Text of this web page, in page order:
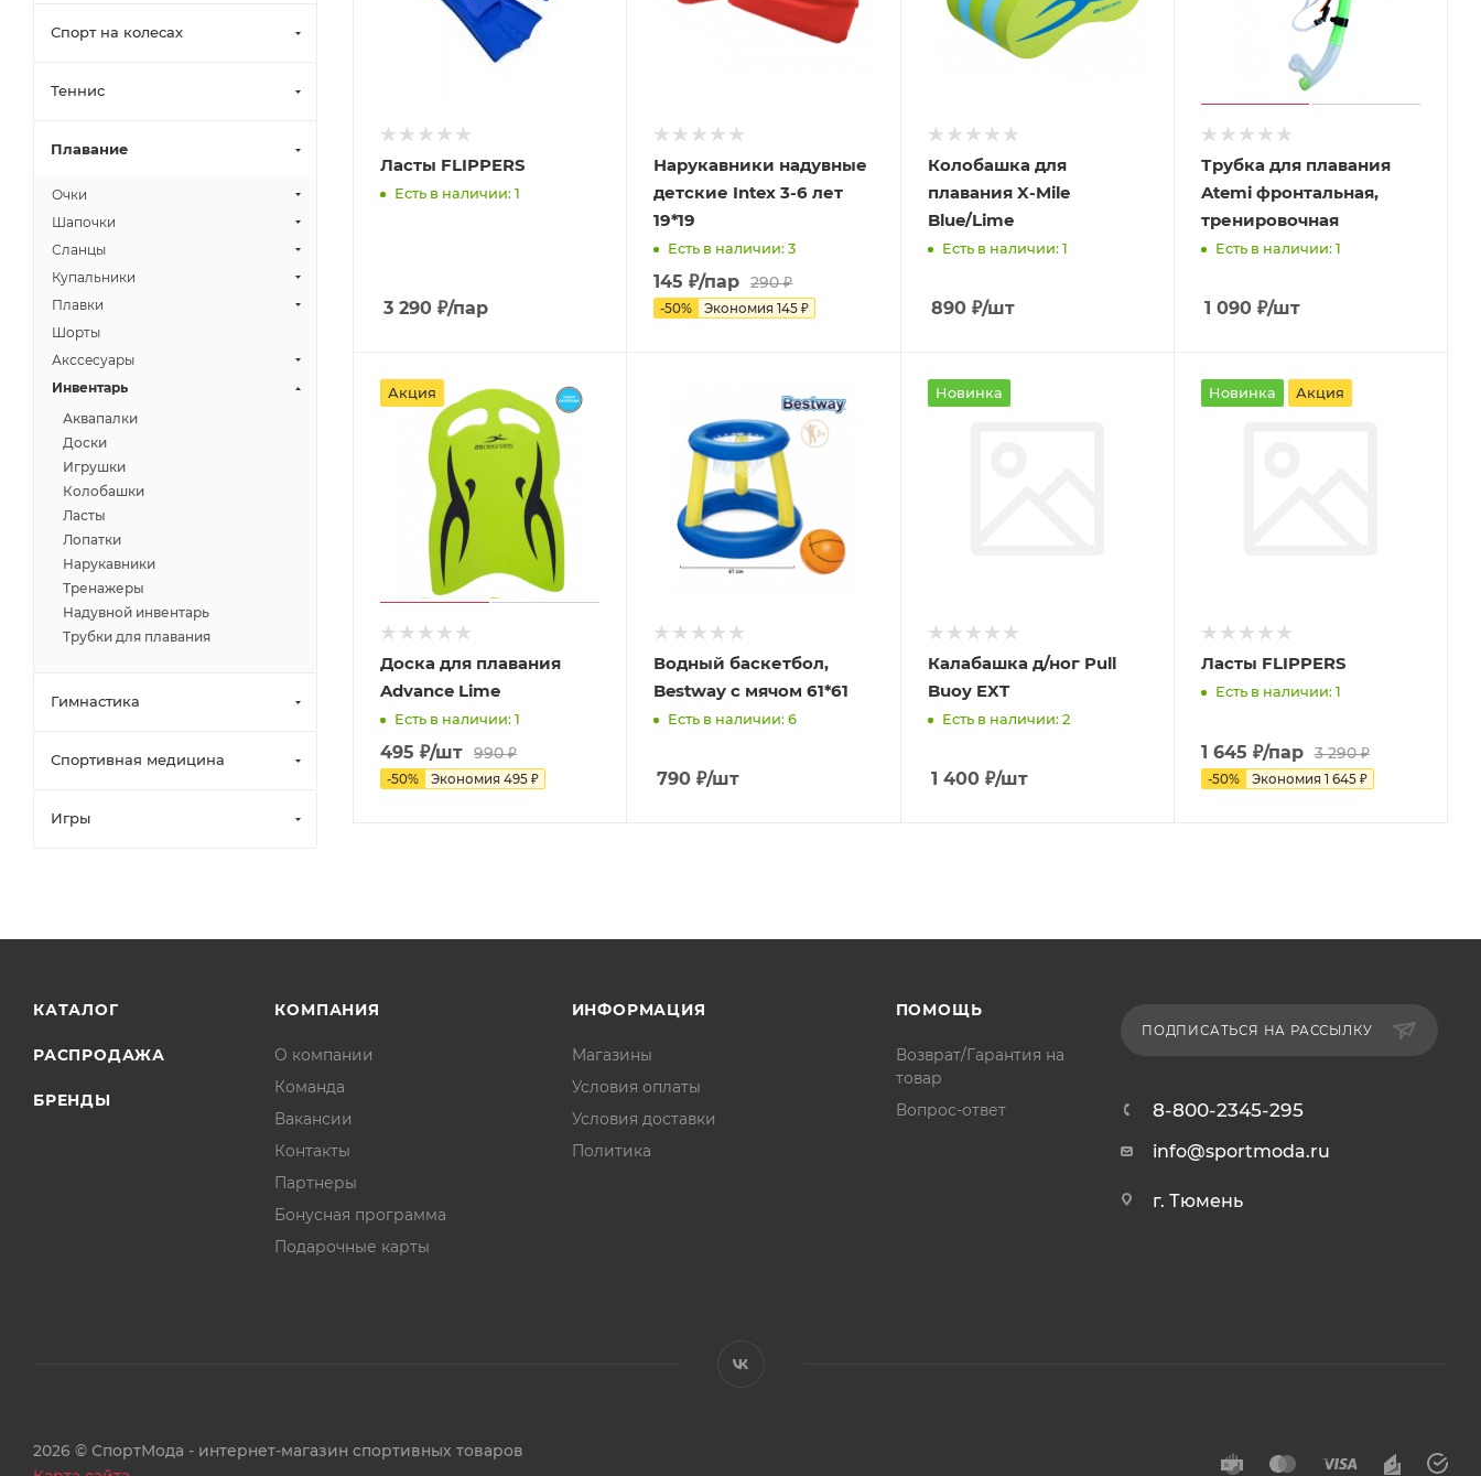
Ласты FLIPPERS
Есть в наличии: 1
3 290 ₽/пар
Нарукавники надувные
детские Intex 3-6 лет
19*19
Есть в наличии: 3
145 ₽/пар 290₽
-50% Экономия145 ₽
Колобашка для
плавания X-Mile
Blue/Lime
Есть в наличии: 1
890₽/шт
Трубка для плавания
Atemi фронтальная,
тренировочная
Есть в наличии: 1
1 090₽/шт
Акция
Доска для плавания
Advance Lime
Есть в наличии: 1
495 ₽/шт 990₽
-50% Экономия 495 ₽
Водный баскетбол,
Bestway с мячом 61*61
Есть в наличии: 6
790 ₽/шт
Новинка
Калабашка д/ног Pull
Buoy EXT
Есть в наличии: 2
1 400₽/шт
Новинка Акция
Ласты FLIPPERS
Есть в наличии: 1
1 645 ₽/пар 3 290₽
-50% Экономия 1 645₽
Спорт на колесах
Теннис
Плавание
Очки
Шапочки
Сланцы
Купальники
Плавки
Шорты
Акссесуары
Инвентарь
Аквапалки
Доски
Игрушки
Колобашки
Ласты
Лопатки
Нарукавники
Тренажеры
Надувной инвентарь
Трубки для плавания
Гимнастика
Спортивная медицина
Игры
КАТАЛОГ
РАСПРОДАЖА
БРЕНДЫ
КОМПАНИЯ
О компании
Команда
Вакансии
Контакты
Партнеры
Бонусная программа
Подарочные карты
ИНФОРМАЦИЯ
Магазины
Условия оплаты
Условия доставки
Политика
ПОМОЩЬ
Возврат/Гарантия на
товар
Вопрос-ответ
ПОДПИСАТЬСЯ НА РАССЫЛКУ
8-800-2345-295
info@sportmoda.ru
г. Тюмень
2026 © СпортМода - интернет-магазин спортивных товаров